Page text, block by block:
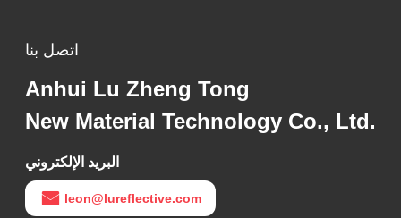
اتصل بنا
Anhui Lu Zheng Tong
New Material Technology Co., Ltd.
البريد الإلكتروني
leon@lureflective.com